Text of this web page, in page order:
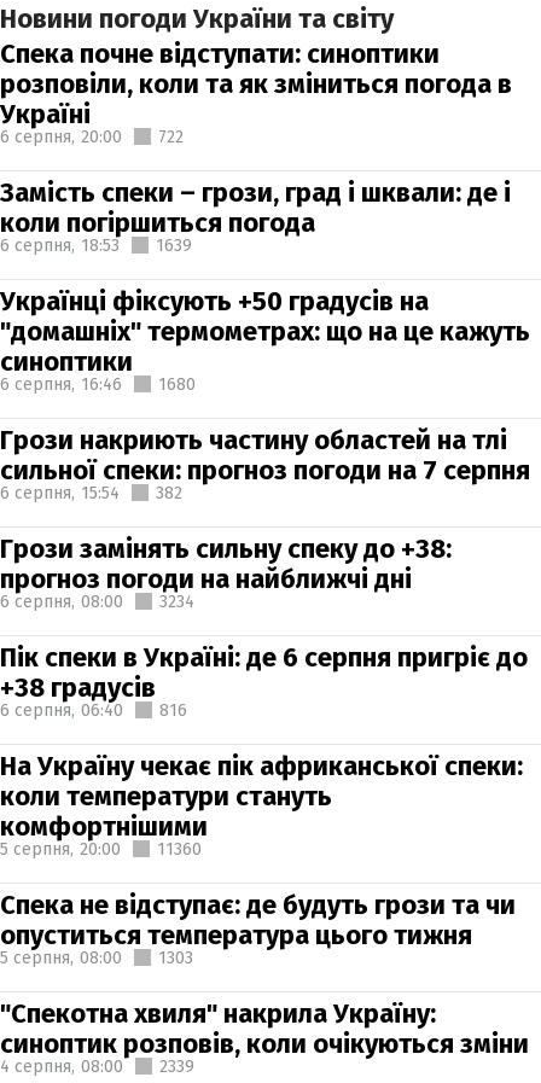
Новини погоди України та світу
Спека почне відступати: синоптики
розповіли, коли та як зміниться погода в
Україні
6 серпня, 20:00 722
Замість спеки – грози, град і шквали: де і
коли погіршиться погода
6 серпня, 18:53 1639
Українці фіксують +50 градусів на
"домашніх" термометрах: що на це кажуть
синоптики
6 серпня, 16:46 1680
Грози накриють частину областей на тлі
сильної спеки: прогноз погоди на 7 серпня
6 серпня, 15:54 382
Грози замінять сильну спеку до +38:
прогноз погоди на найближчі дні
6 серпня, 08:00 3234
Пік спеки в Україні: де 6 серпня пригріє до
+38 градусів
6 серпня, 06:40 816
На Україну чекає пік африканської спеки:
коли температури стануть
комфортнішими
5 серпня, 20:00 11360
Спека не відступає: де будуть грози та чи
опуститься температура цього тижня
5 серпня, 08:00 1303
"Спекотна хвиля" накрила Україну:
синоптик розповів, коли очікуються зміни
4 серпня, 08:00 2339